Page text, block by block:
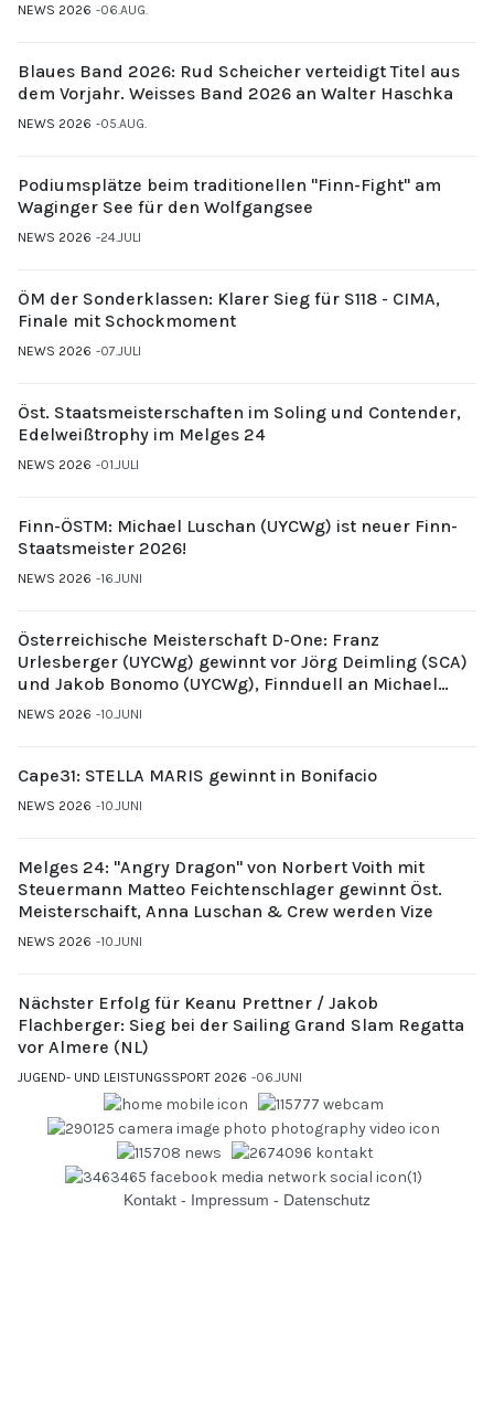
NEWS 2026 06.AUG.
Blaues Band 2026: Rud Scheicher verteidigt Titel aus
dem Vorjahr. Weisses Band 2026 an Walter Haschka
NEWS 2026 05.AUG.
Podiumsplätze beim traditionellen "Finn-Fight" am
Waginger See für den Wolfgangsee
NEWS 2026 24.JULI
ÖM der Sonderklassen: Klarer Sieg für S118 - CIMA,
Finale mit Schockmoment
NEWS 2026 07.JULI
Öst. Staatsmeisterschaften im Soling und Contender,
Edelweißtrophy im Melges 24
NEWS 2026 01.JULI
Finn-ÖSTM: Michael Luschan (UYCWg) ist neuer Finn-
Staatsmeister 2026!
NEWS 2026 16.JUNI
Österreichische Meisterschaft D-One: Franz
Urlesberger (UYCWg) gewinnt vor Jörg Deimling (SCA)
und Jakob Bonomo (UYCWg), Finnduell an Michael
Gubi (UYCMo)
NEWS 2026 10.JUNI
Cape31: STELLA MARIS gewinnt in Bonifacio
NEWS 2026 10.JUNI
Melges 24: "Angry Dragon" von Norbert Voith mit
Steuermann Matteo Feichtenschlager gewinnt Öst.
Meisterschaift, Anna Luschan & Crew werden Vize
NEWS 2026 10.JUNI
Nächster Erfolg für Keanu Prettner / Jakob
Flachberger: Sieg bei der Sailing Grand Slam Regatta
vor Almere (NL)
JUGEND- UND LEISTUNGSSPORT 2026 06.JUNI
Kontakt - Impressum - Datenschutz